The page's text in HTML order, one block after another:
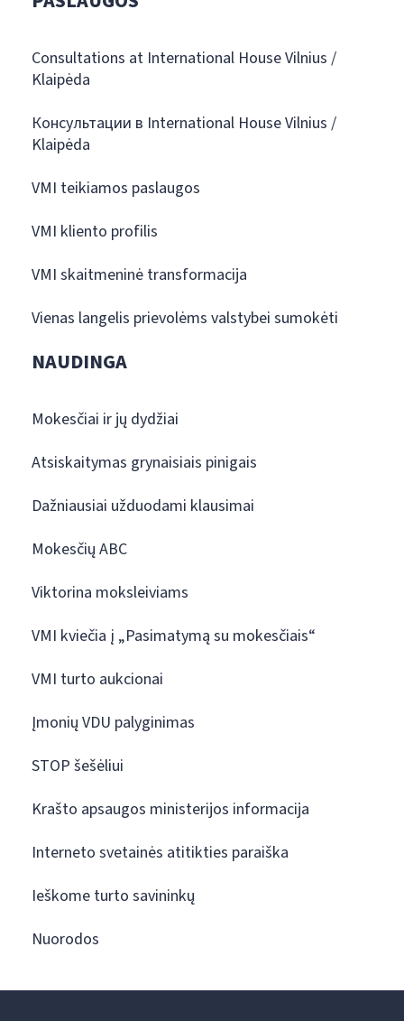
Consultations at International House Vilnius /
Klaipėda
Консультации в International House Vilnius /
Klaipėda
VMI teikiamos paslaugos
VMI kliento profilis
VMI skaitmeninė transformacija
Vienas langelis prievolėms valstybei sumokėti
NAUDINGA
Mokesčiai ir jų dydžiai
Atsiskaitymas grynaisiais pinigais
Dažniausiai užduodami klausimai
Mokesčių ABC
Viktorina moksleiviams
VMI kviečia į „Pasimatymą su mokesčiais“
VMI turto aukcionai
Įmonių VDU palyginimas
STOP šešėliui
Krašto apsaugos ministerijos informacija
Interneto svetainės atitikties paraiška
Ieškome turto savininkų
Nuorodos